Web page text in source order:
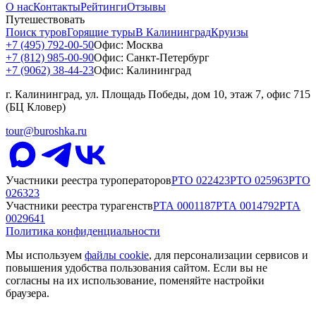
О насКонтактыРейтингиОтзывы
Путешествовать
Поиск туровГорящие турыВ КалининградКруизы
+7 (495) 792-00-50Офис: Москва
+7 (812) 985-00-90Офис: Санкт-Петербург
+7 (9062) 38-44-23Офис: Калининград
г. Калининград, ул. Площадь Победы, дом 10, этаж 7, офис 715
(БЦ Кловер)
tour@buroshka.ru
Участники реестра туроператоровРТО 022423РТО 025963РТО
026323
Участники реестра турагенствРТА 0001187РТА 0014792РТА
0029641
Политика конфиденциальности
Мы используем файлы cookie, для персонализации сервисов и
повышения удобства пользования сайтом. Если вы не
согласны на их использование, поменяйте настройки
браузера.